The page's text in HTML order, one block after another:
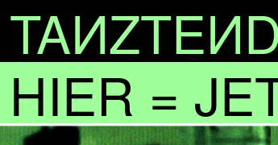
TANZTEN
HIER =